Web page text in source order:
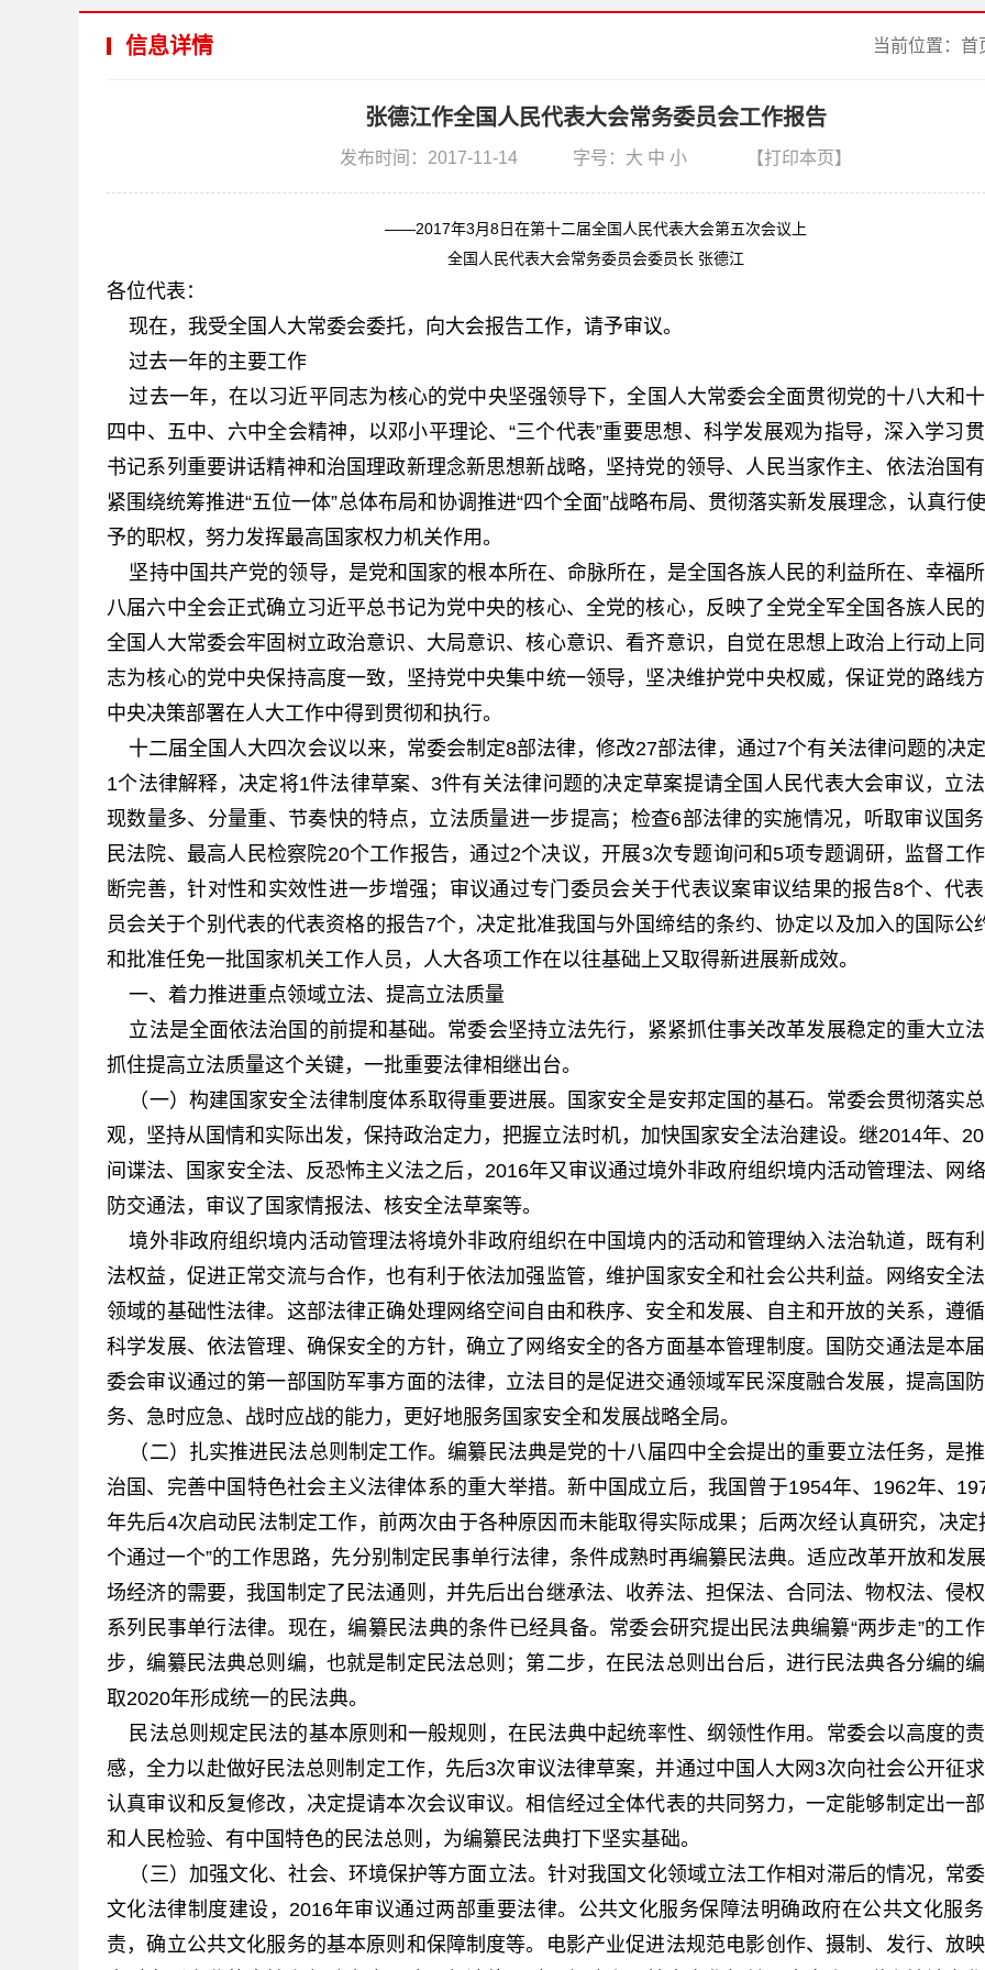
信息详情 当前位置： 首
张德江作全国人民代表大会常务委员会工作报告
发布时间：2017-11-14 字号： 大 中 小 【打印本页】
——2017年3月8日在第十二届全国人民代表大会第五次会议上
全国人民代表大会常务委员会委员长 张德江
各位代表：
现在，我受全国人大常委会委托，向大会报告工作，请予审议。
过去一年的主要工作
过去一年，在以习近平同志为核心的党中央坚强领导下，全国人大常委会全面贯彻党的十八大和
四中、五中、六中全会精神，以邓小平理论、“三个代表”重要思想、科学发展观为指导，深入学习
书记系列重要讲话精神和治国理政新理念新思想新战略，坚持党的领导、人民当家作主、依法治国
紧围绕统筹推进“五位一体”总体布局和协调推进“四个全面”战略布局、贯彻落实新发展理念，认真行
予的职权，努力发挥最高国家权力机关作用。
坚持中国共产党的领导，是党和国家的根本所在、命脉所在，是全国各族人民的利益所在、幸福
八届六中全会正式确立习近平总书记为党中央的核心、全党的核心，反映了全党全军全国各族人民
全国人大常委会牢固树立政治意识、大局意识、核心意识、看齐意识，自觉在思想上政治上行动上
志为核心的党中央保持高度一致，坚持党中央集中统一领导，坚决维护党中央权威，保证党的路线
中央决策部署在人大工作中得到贯彻和执行。
十二届全国人大四次会议以来，常委会制定8部法律，修改27部法律，通过7个有关法律问题的决
1个法律解释，决定将1件法律草案、3件有关法律问题的决定草案提请全国人民代表大会审议，立
现数量多、分量重、节奏快的特点，立法质量进一步提高；检查6部法律的实施情况，听取审议国
民法院、最高人民检察院20个工作报告，通过2个决议，开展3次专题询问和5项专题调研，监督工
断完善，针对性和实效性进一步增强；审议通过专门委员会关于代表议案审议结果的报告8个、代
员会关于个别代表的代表资格的报告7个，决定批准我国与外国缔结的条约、协定以及加入的国际公
和批准任免一批国家机关工作人员，人大各项工作在以往基础上又取得新进展新成效。
一、着力推进重点领域立法、提高立法质量
立法是全面依法治国的前提和基础。常委会坚持立法先行，紧紧抓住事关改革发展稳定的重大立
抓住提高立法质量这个关键，一批重要法律相继出台。
（一）构建国家安全法律制度体系取得重要进展。国家安全是安邦定国的基石。常委会贯彻落实
观，坚持从国情和实际出发，保持政治定力，把握立法时机，加快国家安全法治建设。继2014年、
间谍法、国家安全法、反恐怖主义法之后，2016年又审议通过境外非政府组织境内活动管理法、网
防交通法，审议了国家情报法、核安全法草案等。
境外非政府组织境内活动管理法将境外非政府组织在中国境内的活动和管理纳入法治轨道，既有
法权益，促进正常交流与合作，也有利于依法加强监管，维护国家安全和社会公共利益。网络安全
领域的基础性法律。这部法律正确处理网络空间自由和秩序、安全和发展、自主和开放的关系，遵
科学发展、依法管理、确保安全的方针，确立了网络安全的各方面基本管理制度。国防交通法是本
委会审议通过的第一部国防军事方面的法律，立法目的是促进交通领域军民深度融合发展，提高国
务、急时应急、战时应战的能力，更好地服务国家安全和发展战略全局。
（二）扎实推进民法总则制定工作。编纂民法典是党的十八届四中全会提出的重要立法任务，是
治国、完善中国特色社会主义法律体系的重大举措。新中国成立后，我国曾于1954年、1962年、
年先后4次启动民法制定工作，前两次由于各种原因而未能取得实际成果；后两次经认真研究，决定
个通过一个”的工作思路，先分别制定民事单行法律，条件成熟时再编纂民法典。适应改革开放和发
场经济的需要，我国制定了民法通则，并先后出台继承法、收养法、担保法、合同法、物权法、侵
系列民事单行法律。现在，编纂民法典的条件已经具备。常委会研究提出民法典编纂“两步走”的工
步，编纂民法典总则编，也就是制定民法总则；第二步，在民法总则出台后，进行民法典各分编的
取2020年形成统一的民法典。
民法总则规定民法的基本原则和一般规则，在民法典中起统率性、纲领性作用。常委会以高度的
感，全力以赴做好民法总则制定工作，先后3次审议法律草案，并通过中国人大网3次向社会公开征
认真审议和反复修改，决定提请本次会议审议。相信经过全体代表的共同努力，一定能够制定出一
和人民检验、有中国特色的民法总则，为编纂民法典打下坚实基础。
（三）加强文化、社会、环境保护等方面立法。针对我国文化领域立法工作相对滞后的情况，常
文化法律制度建设，2016年审议通过两部重要法律。公共文化服务保障法明确政府在公共文化服
责，确立公共文化服务的基本原则和保障制度等。电影产业促进法规范电影创作、摄制、发行、放